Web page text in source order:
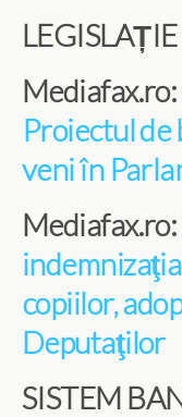
Mediafax.ro:
Proiectul de
veni în
Mediafax.ro:
copiilor,
Deputaţilor
SISTEM